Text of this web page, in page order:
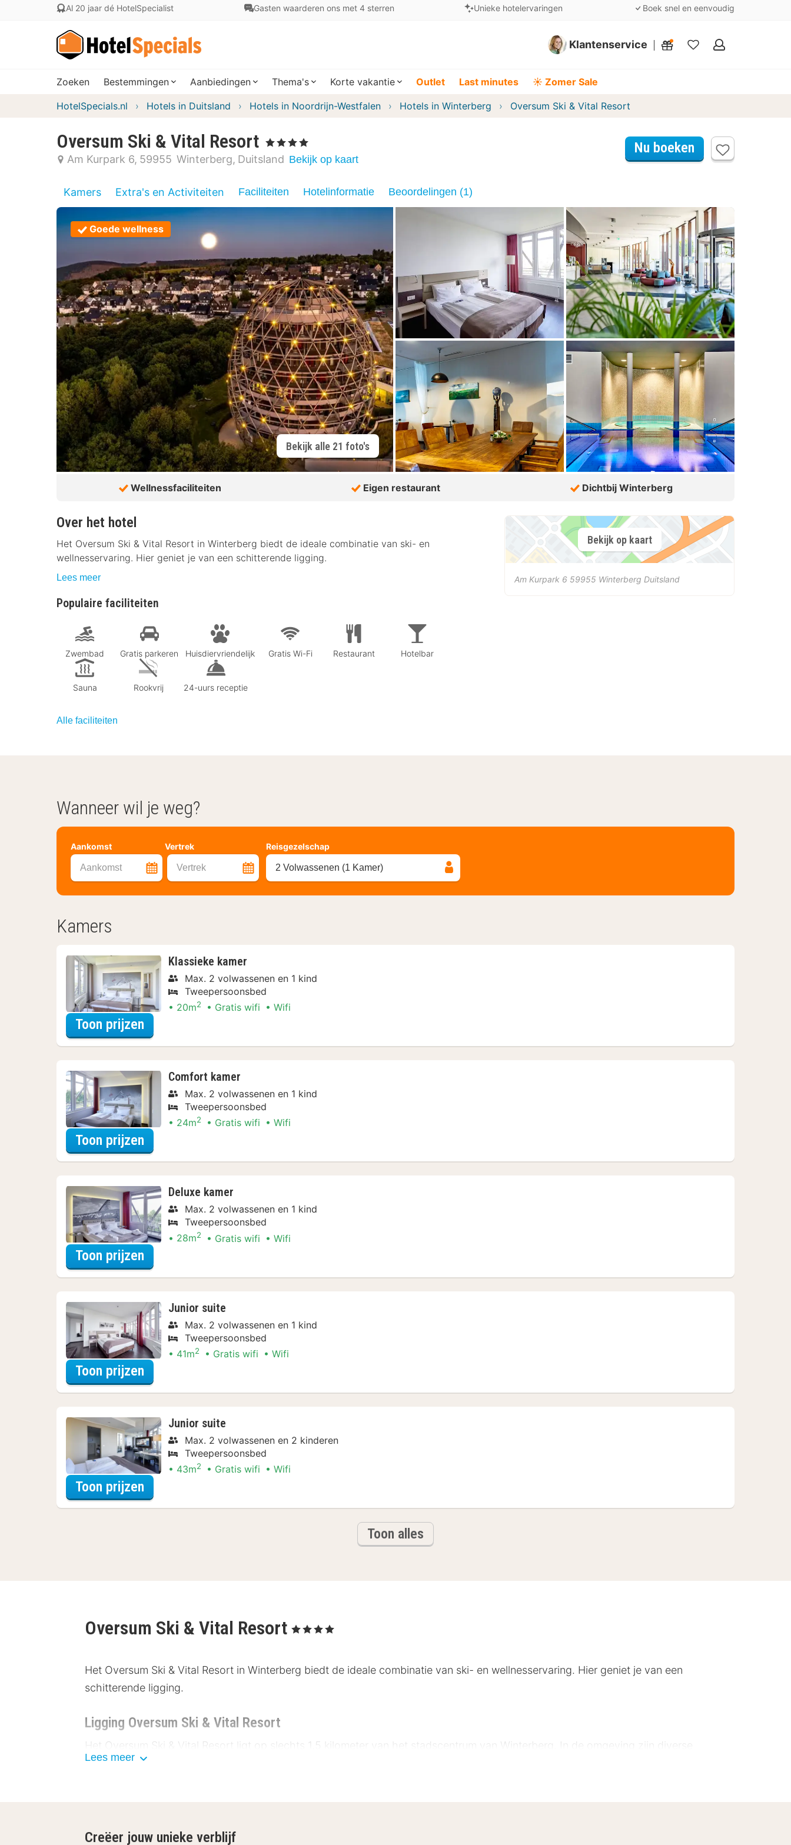
Al 20 jaar dé HotelSpecialist Gasten waarderen ons met 4 sterren Unieke hotelervaringen Boek snel en eenvoudig
Klantenservice
Mijn
Zoeken Bestemmingen Aanbiedingen Thema's Korte vakantie Outlet Last minutes ☀️ Zomer Sale
HotelSpecials.nl Hotels in Duitsland Hotels in Noordrijn-Westfalen Hotels in Winterberg Oversum Ski & Vital Resort
Oversum Ski & Vital Resort , 4 Sterren
Am Kurpark 6 59955 Winterberg Duitsland Bekijk op kaart
Nu boeken
Kamers Extra's en Activiteiten Faciliteiten Hotelinformatie Beoordelingen (1)
Goede wellness
Bekijk alle 21 foto's
Wellnessfaciliteiten Eigen restaurant Dichtbij Winterberg
Over het hotel
Het Oversum Ski & Vital Resort in Winterberg biedt de ideale combinatie van ski- en
wellnesservaring. Hier geniet je van een schitterende ligging.
Lees meer
Populaire faciliteiten
Zwembad Gratis parkeren Huisdiervriendelijk Gratis Wi-Fi Restaurant Hotelbar
Sauna Rookvrij 24-uurs receptie
Alle faciliteiten
Bekijk op kaart
Am Kurpark 6 59955 Winterberg Duitsland
Wanneer wil je weg?
Aankomst Vertrek
Aankomst Vertrek
Reisgezelschap
2 Volwassenen (1 Kamer)
Kamers
Klassieke kamer
Max. 2 volwassenen en 1 kind
Tweepersoonsbed
20m2 Gratis wifi Wifi
Toon prijzen
Comfort kamer
Max. 2 volwassenen en 1 kind
Tweepersoonsbed
24m2 Gratis wifi Wifi
Toon prijzen
Deluxe kamer
Max. 2 volwassenen en 1 kind
Tweepersoonsbed
28m2 Gratis wifi Wifi
Toon prijzen
Junior suite
Max. 2 volwassenen en 1 kind
Tweepersoonsbed
41m2 Gratis wifi Wifi
Toon prijzen
Junior suite
Max. 2 volwassenen en 2 kinderen
Tweepersoonsbed
43m2 Gratis wifi Wifi
Toon prijzen
Toon alles
Oversum Ski & Vital Resort , 4 Sterren
Het Oversum Ski & Vital Resort in Winterberg biedt de ideale combinatie van ski- en wellnesservaring. Hier geniet je van een
schitterende ligging.
Ligging Oversum Ski & Vital Resort
Het Oversum Ski & Vital Resort ligt op slechts 1,5 kilometer van het stadscentrum van Winterberg. In de omgeving zijn diverse
bezienswaardigheden te ontdekken:
Bobbahn Winterberg – 3,7 km
Lees meer
Creëer jouw unieke verblijf